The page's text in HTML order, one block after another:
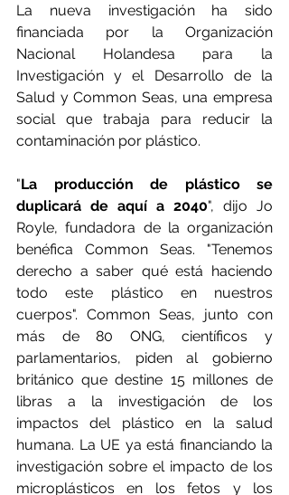
La nueva investigación ha sido
financiada por la Organización
Nacional Holandesa para la
Investigación y el Desarrollo de la
Salud y Common Seas, una empresa
social que trabaja para reducir la
contaminación por plástico.
"La producción de plástico se
duplicará de aquí a 2040", dijo Jo
Royle, fundadora de la organización
benéfica Common Seas. "Tenemos
derecho a saber qué está haciendo
todo este plástico en nuestros
cuerpos". Common Seas, junto con
más de 80 ONG, científicos y
parlamentarios, piden al gobierno
británico que destine 15 millones de
libras a la investigación de los
impactos del plástico en la salud
humana. La UE ya está financiando la
investigación sobre el impacto de los
microplásticos en los fetos y los